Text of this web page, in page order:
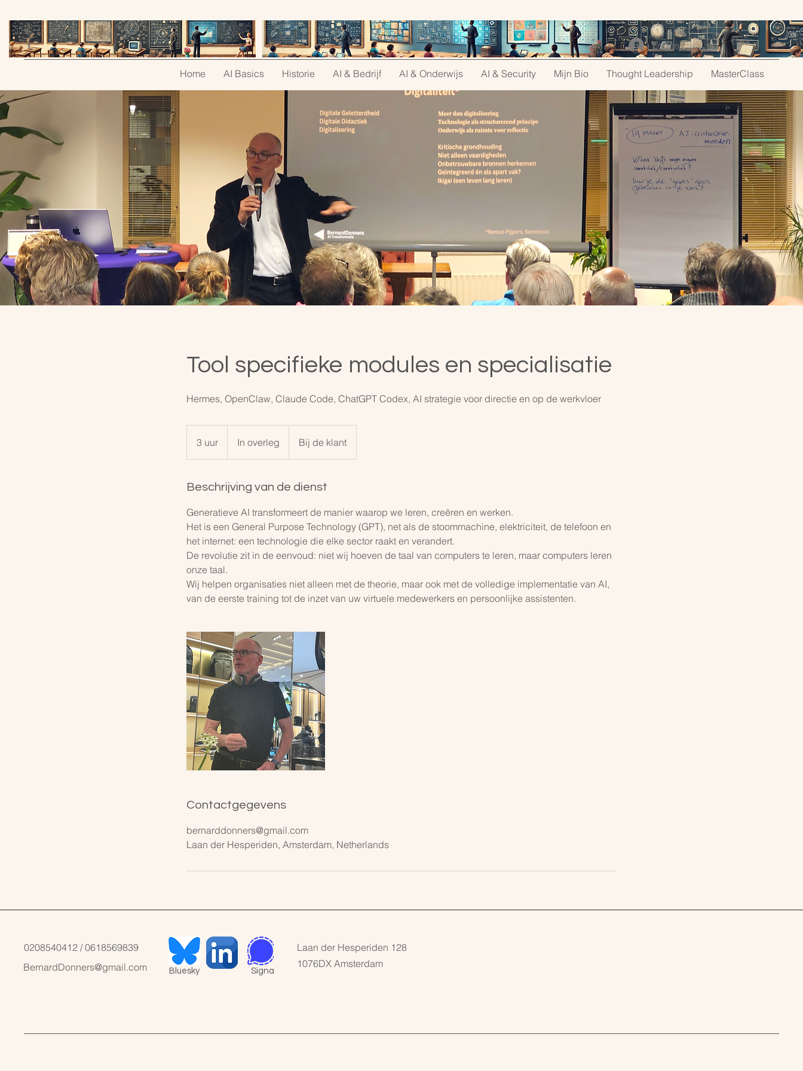
Log In
Home AI Basics Historie AI & Bedrijf AI & Onderwijs AI & Security Mijn Bio Thought Leadership MasterClass
Tool specifieke modules en specialisatie
Hermes, OpenClaw, Claude Code, ChatGPT Codex, AI strategie voor directie en op de werkvloer
3 uur
u
r
In overleg Bij de klant
Beschrijving van de dienst
Generatieve AI transformeert de manier waarop we leren, creëren en werken.
Het is een General Purpose Technology (GPT), net als de stoommachine, elektriciteit, de telefoon en
het internet: een technologie die elke sector raakt en verandert.
De revolutie zit in de eenvoud: niet wij hoeven de taal van computers te leren, maar computers leren
onze taal.
Wij helpen organisaties niet alleen met de theorie, maar ook met de volledige implementatie van AI,
van de eerste training tot de inzet van uw virtuele medewerkers en persoonlijke assistenten.
Contactgegevens
bernarddonners@gmail.com
Laan der Hesperiden, Amsterdam, Netherlands
0208540412‬ / 0618569839
BernardDonners@gmail.com
Bluesky Signal
Laan der Hesperiden 128
1076DX Amsterdam